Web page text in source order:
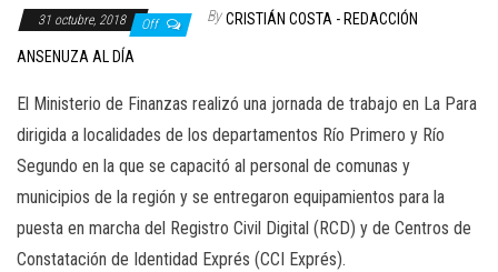
31 octubre, 2018 Off By CRISTIÁN COSTA - REDACCIÓN
ANSENUZA AL DÍA
El Ministerio de Finanzas realizó una jornada de trabajo en La Para
dirigida a localidades de los departamentos Río Primero y Río
Segundo en la que se capacitó al personal de comunas y
municipios de la región y se entregaron equipamientos para la
puesta en marcha del Registro Civil Digital (RCD) y de Centros de
Constatación de Identidad Exprés (CCI Exprés).